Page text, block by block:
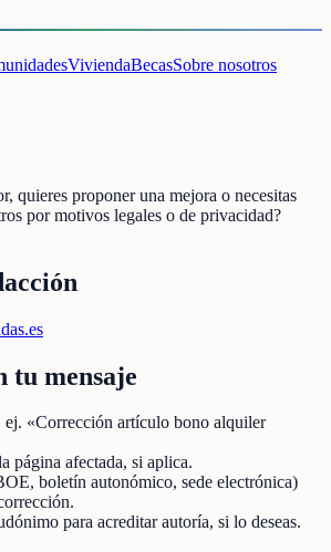
ViviendaBecasSobre nosotros
quieres proponer una mejora o necesitas
por motivos legales o de privacidad?
tu mensaje
«Corrección artículo bono alquiler
página afectada, si aplica.
boletín autonómico, sede electrónica)
para acreditar autoría, si lo deseas.